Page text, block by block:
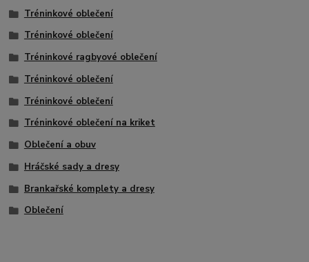
Tréninkové oblečení
Tréninkové oblečení
Tréninkové ragbyové oblečení
Tréninkové oblečení
Tréninkové oblečení
Tréninkové oblečení na kriket
Oblečení a obuv
Hráčské sady a dresy
Brankařské komplety a dresy
Oblečení